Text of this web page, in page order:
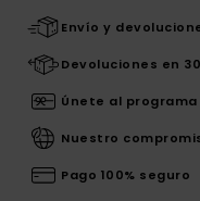
Envío y
Devoluciones en
Únete al
Nuestro
Pago 100% seguro